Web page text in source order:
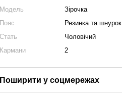
Модель
Зірочка
Пояс
Резинка та шнурок
Стать
Чоловічий
Кармани
2
Поширити у соцмережах